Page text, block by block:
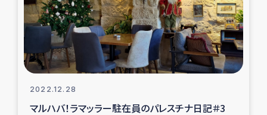
ジェクト
復興支援事業
民際教育事業
2022.12.28
マルハバ！ラマッラー駐在員のパレスチナ日記＃3